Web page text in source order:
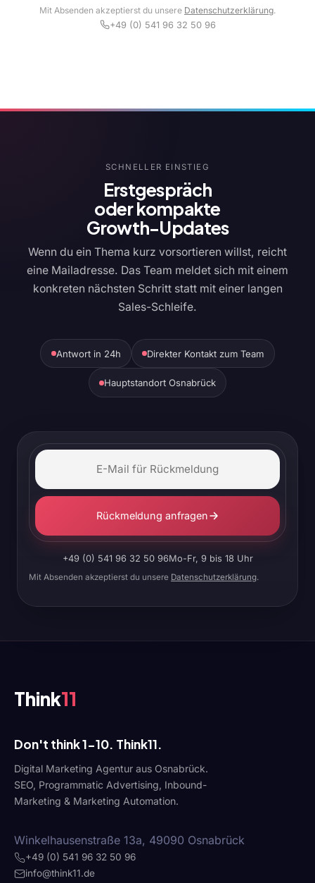
Mit Absenden akzeptierst du unsere Datenschutzerklärung.
+49 (0) 541 96 32 50 96
SCHNELLER EINSTIEG
Erstgespräch
oder kompakte
Growth-Updates
Wenn du ein Thema kurz vorsortieren willst, reicht
eine Mailadresse. Das Team meldet sich mit einem
konkreten nächsten Schritt statt mit einer langen
Sales-Schleife.
Antwort in 24h Direkter Kontakt zum Team
Hauptstandort Osnabrück
Rückmeldung anfragen
+49 (0) 541 96 32 50 96Mo-Fr, 9 bis 18 Uhr
Mit Absenden akzeptierst du unsere Datenschutzerklärung.
Think11
Don't think 1-10. Think11.
Digital Marketing Agentur aus Osnabrück.
SEO, Programmatic Advertising, Inbound-
Marketing & Marketing Automation.
Winkelhausenstraße 13a, 49090 Osnabrück
+49 (0) 541 96 32 50 96
info@think11.de